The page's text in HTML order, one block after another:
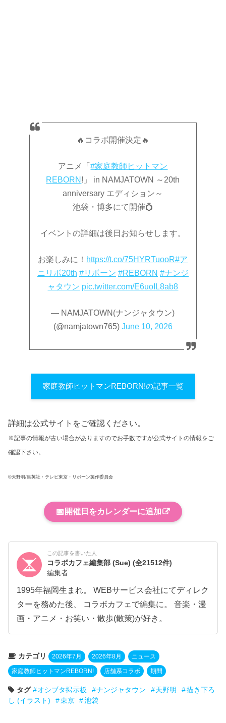
🔥コラボ開催決定🔥
アニメ「#家庭教師ヒットマン
REBORN !」 in NAMJATOWN ～20th
anniversary エディション～
池袋・博多にて開催💍
イベントの詳細は後日お知らせします。
お楽しみに！ https://t.co/75HYRTuooR#ア
ニリボ20th #リボーン #REBORN #ナンジ
ャタウン pic.twitter.com/E6uoIL8ab8
— NAMJATOWN(ナンジャタウン)
(@namjatown765) June 10, 2026
家庭教師ヒットマンREBORN!の記事一覧
詳細は公式サイトをご確認ください。
※記事の情報が古い場合がありますのでお手数ですが公式サイトの情報をご
確認下さい。
©天野明/集英社・テレビ東京・リボーン製作委員会
📅 開催日をカレンダーに追加
この記事を書いた人
コラボカフェ編集部 (Sue)(全21512件)
編集者
1995年福岡生まれ。 WEBサービス会社にてディレク
ターを務めた後、 コラボカフェで編集に。 音楽・漫
画・アニメ・お笑い・散歩(散策)が好き。
カテゴリ 2026年7月 2026年8月 ニュース
家庭教師ヒットマンREBORN! 店舗系コラボ 期間
タグ オシブタ掲示板 ナンジャタウン 天野明
描き下ろ
し (イラスト)
東京 池袋